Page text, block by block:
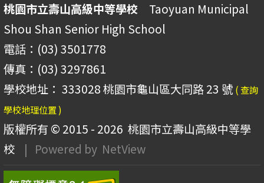
桃園市立壽山高級中等學校 Taoyuan Municipal
Shou Shan Senior High School
電話：(03) 3501778
傳真：(03) 3297861
學校地址： 333028 桃園市龜山區大同路 23 號 ( 查詢
學校地理位置 )
版權所有 © 2015 - 2026 桃園市立壽山高級中等學
校
| Powered by NetView